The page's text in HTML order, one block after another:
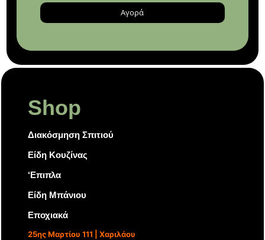
Αγορά
Shop
Διακόσμηση Σπιτιού
Είδη Κουζίνας
‘Επιπλα
Είδη Μπάνιου
Εποχιακά
25ης Μαρτίου 111 | Χαριλάου